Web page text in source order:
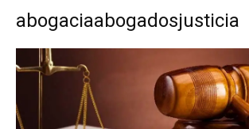
abogaciaabogadosjusticia